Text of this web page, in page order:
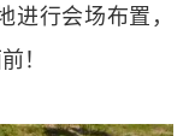
行会场布置，
！